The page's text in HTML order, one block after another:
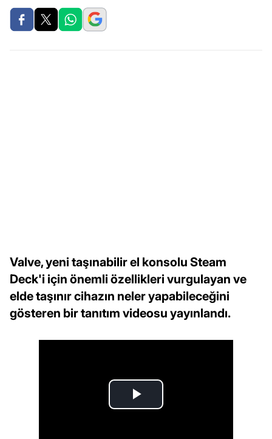
Valve, yeni taşınabilir el konsolu Steam
Deck'i için önemli özellikleri vurgulayan ve
elde taşınır cihazın neler yapabileceğini
gösteren bir tanıtım videosu yayınlandı.